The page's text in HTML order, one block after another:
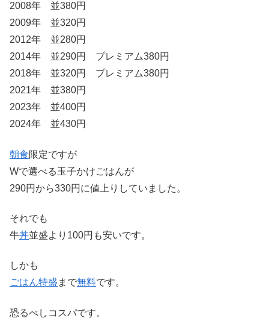
2008年 並380円
2009年 並320円
2012年 並280円
2014年 並290円 プレミアム380円
2018年 並320円 プレミアム380円
2021年 並380円
2023年 並400円
2024年 並430円
朝食限定ですが
Wで選べる玉子かけごはんが
290円から330円に値上りしていました。
それでも
牛丼並盛より100円も安いです。
しかも
ごはん特盛 まで無料です。
恐るべしコスパです。